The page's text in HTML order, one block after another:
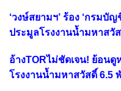
‘วงษ์สยามฯ’ ร้อง ‘กรมบั
ประมูลโรงงานน้ำมหาสวั
อ้างTORไม่ชัดเจน! ย้อน
โรงงานน้ำมหาสวัสดิ์ 6.5